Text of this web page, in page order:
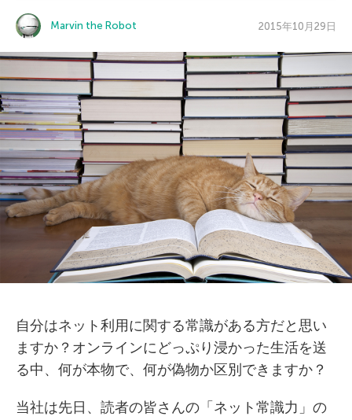
Marvin the Robot 2015年10月29日
自分はネット利用に関する常識がある方だと思い
ますか？オンラインにどっぷり浸かった生活を送
る中、何が本物で、何が偽物か区別できますか？
当社は先日、読者の皆さんの「ネット常識力」の